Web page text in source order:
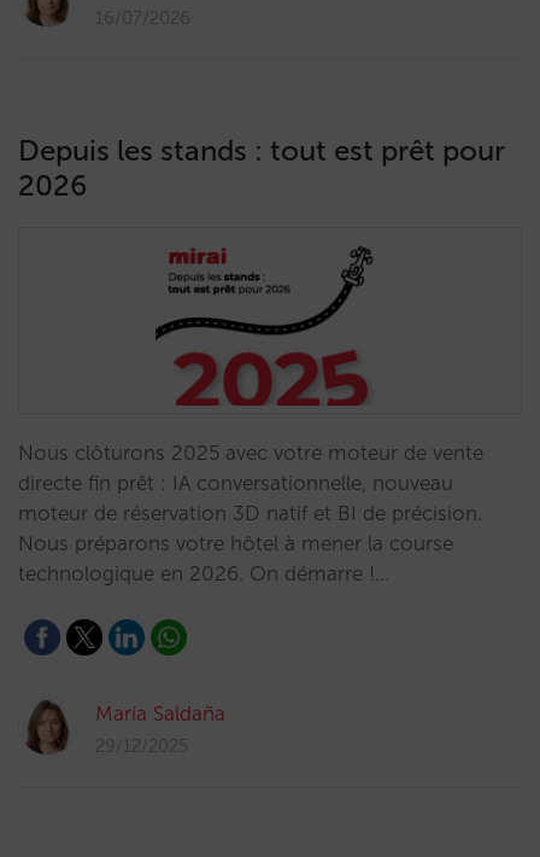
16/07/2026
Depuis les stands : tout est prêt pour
2026
Nous clôturons 2025 avec votre moteur de vente
directe fin prêt : IA conversationnelle, nouveau
moteur de réservation 3D natif et BI de précision.
Nous préparons votre hôtel à mener la course
technologique en 2026. On démarre !…
María Saldaña
29/12/2025